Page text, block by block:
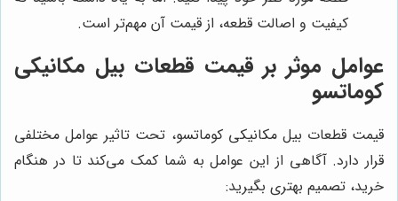
کیفیت و اصالت قطعه، از قیمت آن مهم‌تر است.
عوامل موثر بر قیمت قطعات بیل مکانیکی
کوماتسو
قیمت قطعات بیل مکانیکی کوماتسو، تحت تاثیر عوامل مختلفی
قرار دارد. آگاهی از این عوامل به شما کمک می‌کند تا در هنگام
خرید، تصمیم بهتری بگیرید: